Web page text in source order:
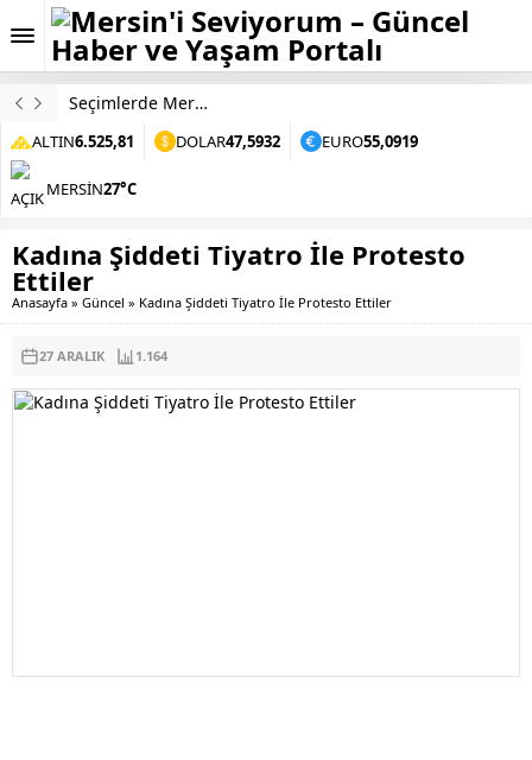
Seçimlerde Mersin Büyükşehir’den Ücretsiz Ulaşım
ALTIN6.525,81 DOLAR47,5932 EURO55,0919
MERSIN27°C
Kadına Şiddeti Tiyatro İle Protesto
Ettiler
Anasayfa » Güncel » Kadına Şiddeti Tiyatro İle Protesto Ettiler
27 ARALIK 1.164